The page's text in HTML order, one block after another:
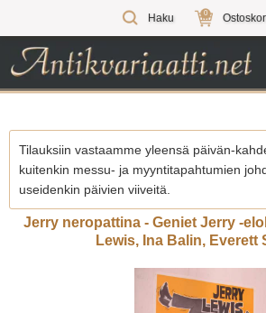
Haku 0
Tilauksiin vastaamme yleensä päivän-
kuitenkin messu- ja myyntitapahtumien
useidenkin päivien viiveitä.
Jerry neropattina - Geniet Jerry -
Lewis, Ina Balin, Everett